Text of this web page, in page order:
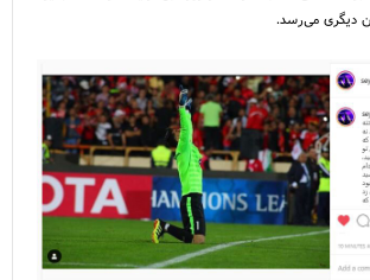
دیگری می‌رسد.